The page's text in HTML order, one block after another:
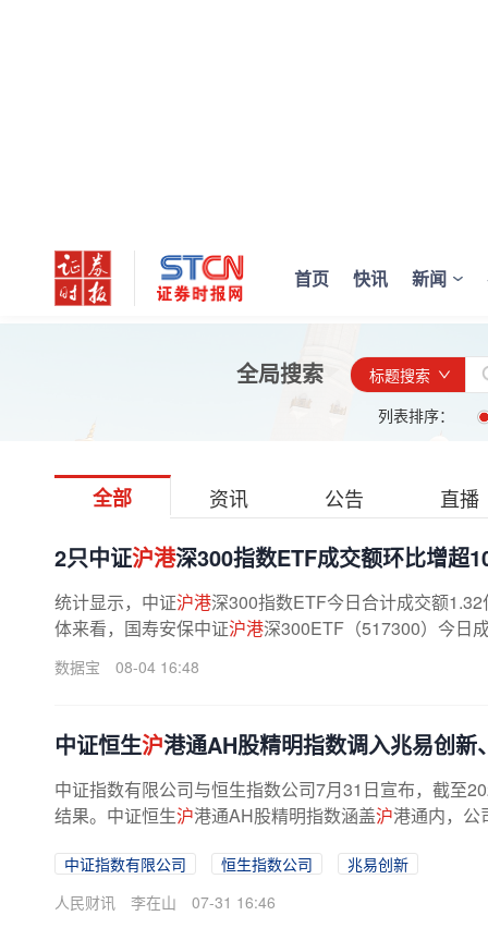
首页 快讯 新闻
全局搜索
标题搜索
列表排序：
全部 资讯 公告 直播
2只中证沪港深300指数ETF成交额环比增超
统计显示，中证沪港深300指数ETF今日合计成交额
体来看，国寿安保中证沪港深300ETF（517300）今日
数据宝 08-04 16:48
中证恒生沪港通AH股精明指数调入兆易创新
中证指数有限公司与恒生指数公司7月31日宣布，截至
结果。中证恒生沪港通AH股精明指数涵盖沪港通内，公
中证指数有限公司 恒生指数公司
兆易创新
人民财讯
李在山 07-31 16:46